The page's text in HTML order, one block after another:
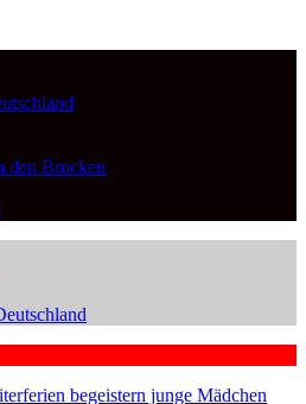
den Brocken
begeistern junge Mädchen